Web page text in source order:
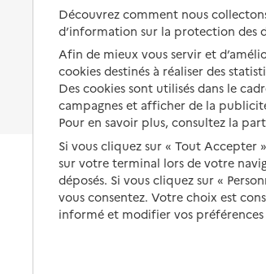
Les mesures de protection
Les obligations de la famille
À qui s’adresser ?
Les politiques du grand âge
Être
Fin de vie
Découvrez comment nous
d’information sur la protection des
Afin de mieux vous servir et
cookies destinés à réaliser des
Des cookies sont utilisés dans le
campagnes et afficher de la
Pour en savoir plus, consultez la
Si vous cliquez sur « Tout Accepter
sur votre terminal lors de votre
déposés. Si vous cliquez sur «
vous consentez. Votre choix est
informé et modifier vos préférences